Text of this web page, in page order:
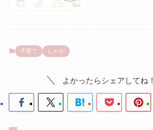
子育て しゃか
よかったらシェアしてね！